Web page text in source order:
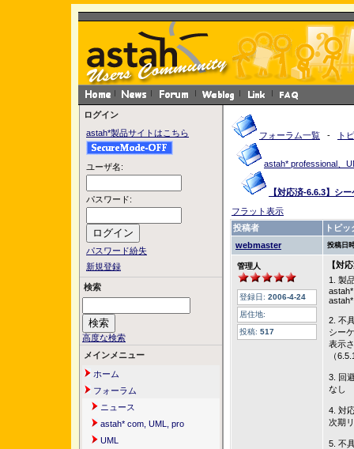
ログイン
astah*製品サイトはこちら
ユーザ名:
パスワード:
パスワード紛失
新規登録
検索
高度な検索
メインメニュー
ホーム
フォーラム
ニュース
astah* com, UML, pro
UML
フォーラム一覧 - ト
astah* professional、
【対応済-6.6.3】シ
フラット表示
投稿者
トピッ
webmaster
投稿日
管理人
登録日: 2006-4-24
居住地:
投稿: 517
【対
1. 製
2. 不
シー
表示
（
3. 回
なし
4. 対
次期
5. 不